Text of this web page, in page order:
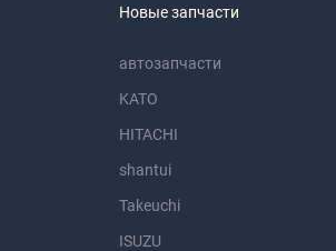
Новые запчасти
автозапчасти
KATO
HITACHI
shantui
Takeuchi
ISUZU